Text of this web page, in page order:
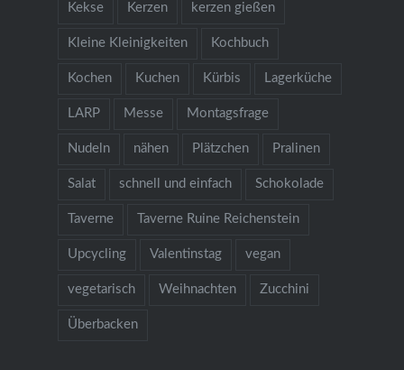
Kekse Kerzen kerzen gießen
Kleine Kleinigkeiten Kochbuch
Kochen Kuchen Kürbis Lagerküche
LARP Messe Montagsfrage
Nudeln nähen Plätzchen Pralinen
Salat schnell und einfach Schokolade
Taverne Taverne Ruine Reichenstein
Upcycling Valentinstag vegan
vegetarisch Weihnachten Zucchini
Überbacken